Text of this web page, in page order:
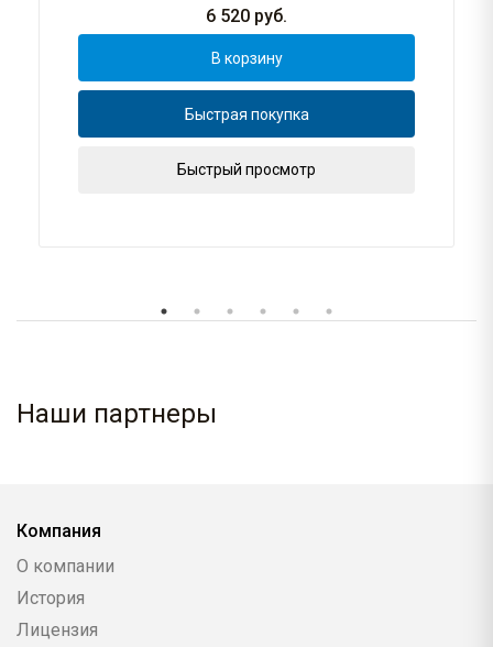
6 520 руб.
В корзину
Быстрая покупка
Быстрый просмотр
Наши партнеры
Компания
О компании
История
Лицензия